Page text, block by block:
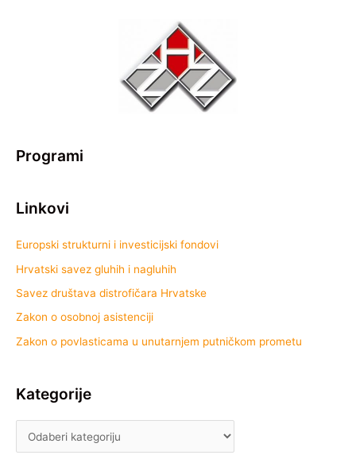
Programi
Linkovi
Europski strukturni i investicijski fondovi
Hrvatski savez gluhih i nagluhih
Savez društava distrofičara Hrvatske
Zakon o osobnoj asistenciji
Zakon o povlasticama u unutarnjem putničkom prometu
Kategorije